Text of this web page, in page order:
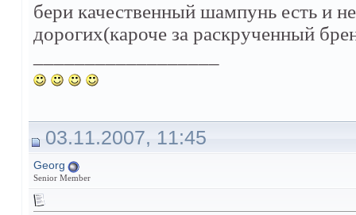
бери качественный шампунь есть и
дорогих(кароче за раскрученный
03.11.2007, 11:45
Georg
Senior Member